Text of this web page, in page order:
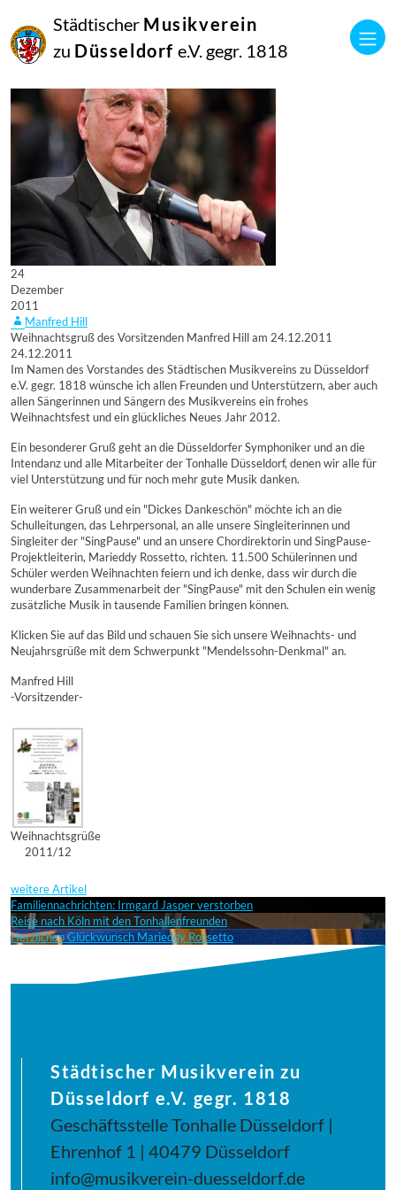
Städtischer Musikverein
zu Düsseldorf e.V. gegr. 1818
24
Dezember
2011
Manfred Hill
Weihnachtsgruß des Vorsitzenden Manfred Hill am 24.12.2011
24.12.2011
Im Namen des Vorstandes des Städtischen Musikvereins zu Düsseldorf
e.V. gegr. 1818 wünsche ich allen Freunden und Unterstützern, aber auch
allen Sängerinnen und Sängern des Musikvereins ein frohes
Weihnachtsfest und ein glückliches Neues Jahr 2012.
Ein besonderer Gruß geht an die Düsseldorfer Symphoniker und an die
Intendanz und alle Mitarbeiter der Tonhalle Düsseldorf, denen wir alle für
viel Unterstützung und für noch mehr gute Musik danken.
Ein weiterer Gruß und ein "Dickes Dankeschön" möchte ich an die
Schulleitungen, das Lehrpersonal, an alle unsere Singleiterinnen und
Singleiter der "SingPause" und an unsere Chordirektorin und SingPause-
Projektleiterin, Marieddy Rossetto, richten. 11.500 Schülerinnen und
Schüler werden Weihnachten feiern und ich denke, dass wir durch die
wunderbare Zusammenarbeit der "SingPause" mit den Schulen ein wenig
zusätzliche Musik in tausende Familien bringen können.
Klicken Sie auf das Bild und schauen Sie sich unsere Weihnachts- und
Neujahrsgrüße mit dem Schwerpunkt "Mendelssohn-Denkmal" an.
Manfred Hill
-Vorsitzender-
Weihnachtsgrüße
2011/12
weitere Artikel
Familiennachrichten: Irmgard Jasper verstorben
Reise nach Köln mit den Tonhallenfreunden
Herzlichen Glückwunsch Marieddy Rossetto
Städtischer Musikverein zu
Düsseldorf e.V. gegr. 1818
Geschäftsstelle Tonhalle Düsseldorf |
Ehrenhof 1 | 40479 Düsseldorf
info@musikverein-duesseldorf.de